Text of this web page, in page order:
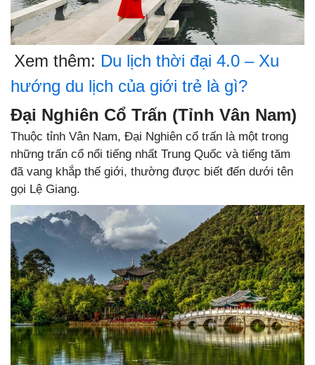
Xem thêm: Du lịch thời đại 4.0 – Xu
hướng du lịch của giới trẻ là gì?
Đại Nghiên Cổ Trấn (Tỉnh Vân Nam)
Thuộc tỉnh Vân Nam, Đại Nghiên cổ trấn là một trong
những trấn cổ nổi tiếng nhất Trung Quốc và tiếng tăm
đã vang khắp thế giới, thường được biết đến dưới tên
gọi Lệ Giang.